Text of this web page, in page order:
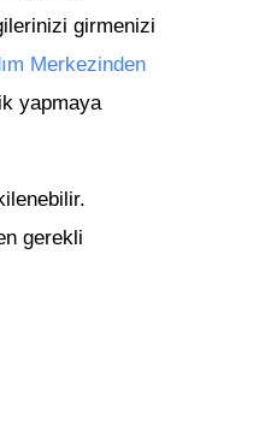
girmenizi
Merkezinden
yapmaya
gerekli